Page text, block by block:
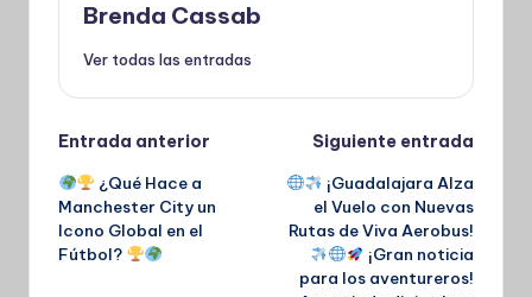
Brenda Cassab
Ver todas las entradas
Navegación
de
entradas
Entrada anterior
¿Qué Hace a
Manchester City un
Icono Global en el
Fútbol?
Siguiente entrada
¡Guadalajara Alza
el Vuelo con Nuevas
Rutas de Viva Aerobus!
¡Gran noticia
para los aventureros!